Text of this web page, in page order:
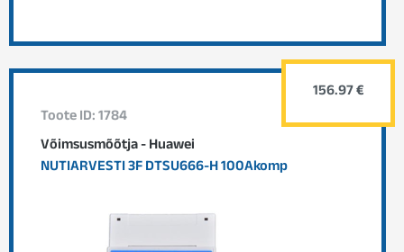
Toote ID: 1784
Võimsusmõõtja - Huawei
NUTIARVESTI 3F DTSU666-H 100Akomp
156.97 €